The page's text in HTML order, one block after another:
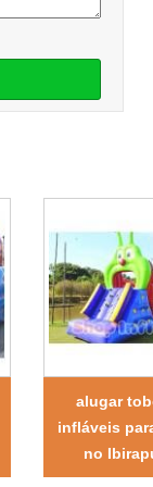
alugar
infláveis
no